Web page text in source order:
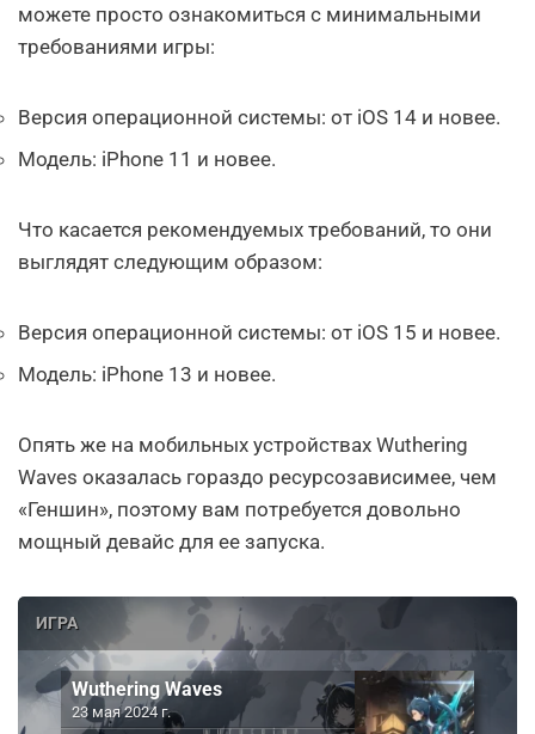
можете просто ознакомиться с минимальными
требованиями игры:
Версия операционной системы: от iOS 14 и новее.
Модель: iPhone 11 и новее.
Что касается рекомендуемых требований, то они
выглядят следующим образом:
Версия операционной системы: от iOS 15 и новее.
Модель: iPhone 13 и новее.
Опять же на мобильных устройствах Wuthering
Waves оказалась гораздо ресурсозависимее, чем
«Геншин», поэтому вам потребуется довольно
мощный девайс для ее запуска.
ИГРА
Wuthering Waves
23 мая 2024 г.